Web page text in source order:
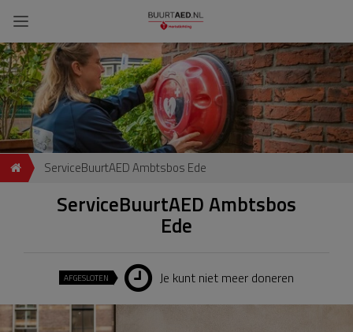
ServiceBuurtAED Ambtsbos Ede
ServiceBuurtAED Ambtsbos
Ede
AFGESLOTEN Je kunt niet meer doneren